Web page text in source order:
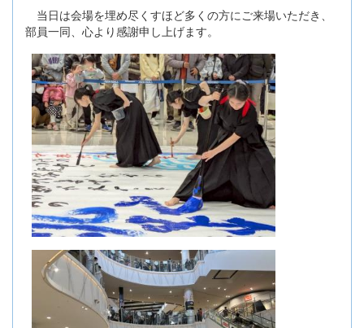
当日は会場を埋め尽くすほど多くの方にご来場いただき、
部員一同、心より感謝申し上げます。